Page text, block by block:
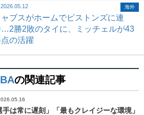
2026.05.12
ャブスがホームでピストンズに連
…2勝2敗のタイに、ミッチェルが43
の活躍
海外
の関連記事
手は常に遅刻」「最もクレイジーな環境」